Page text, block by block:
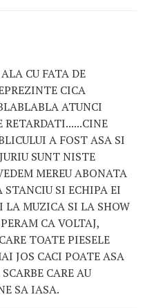
CU FATA DE
CICA
ATUNCI
RETARDATI......CINE
A FOST ASA SI
SUNT NISTE
MEREU ABONATA
SI ECHIPA EI
LA MUZICA SI LA SHOW
CA VOLTAJ,
TOATE PIESELE
JOS CACI POATE ASA
CARE AU
SA IASA.